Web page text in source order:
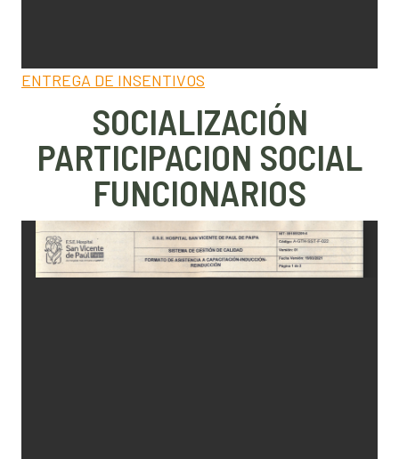
ENTREGA DE INSENTIVOS
SOCIALIZACIÓN
PARTICIPACION SOCIAL
FUNCIONARIOS